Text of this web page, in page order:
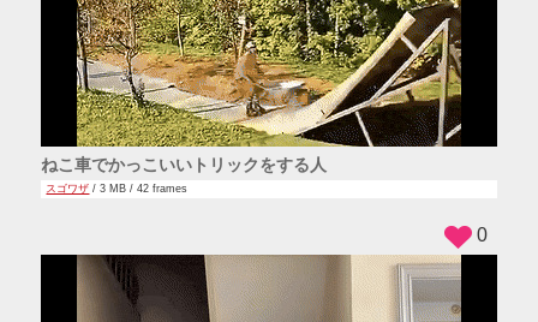
ねこ車でかっこいいトリックをする人
スゴワザ / 3 MB / 42 frames
0